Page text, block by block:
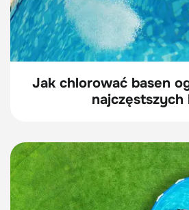
Jak chlorować basen
najczęstszych